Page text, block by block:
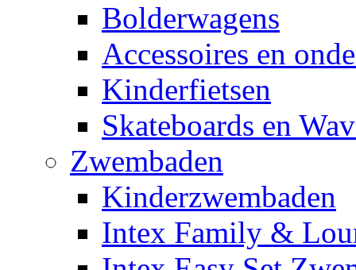
Bolderwagens
Accessoires en
Kinderfietsen
Skateboards en
Zwembaden
Kinderzwembaden
Intex Family &